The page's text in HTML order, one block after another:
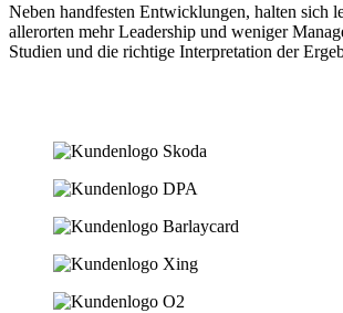
Neben handfesten Entwicklungen, halten sich
allerorten mehr Leadership und weniger
Studien und die richtige Interpretation der